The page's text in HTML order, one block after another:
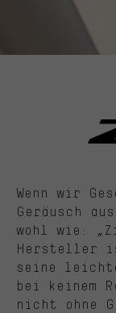
Wenn wir
Geräusch
wohl wie:
Hersteller
seine
bei keinem
nicht ohne